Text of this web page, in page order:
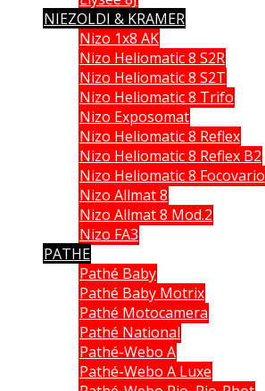
NIEZOLDI & KRAMER
Nizo 1x8 AK
Nizo Heliomatic 8 S2R
Nizo Heliomatic 8 S2T
Nizo Heliomatic 8 Trifo
Nizo Exposomat
Nizo Heliomatic 8 Reflex
Nizo Heliomatic 8 Reflex B2
Nizo Heliomatic 8 Focovario
Nizo Allmat 8
Nizo Allmat 8 Mod.2
Nizo FA3
PATHE
Pathé Baby
Pathé Baby Motrix
Pathé Motocamera
Pathé National
Pathé-Webo A
Pathé-Webo A Luxe